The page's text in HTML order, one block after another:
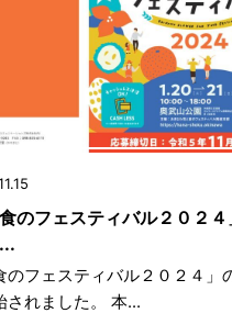
のフェスティバル２０２
のフェスティバル２０２４」
されました。 本...